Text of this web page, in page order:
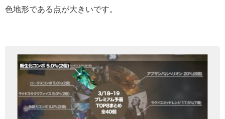
色地形である点が大きいです。